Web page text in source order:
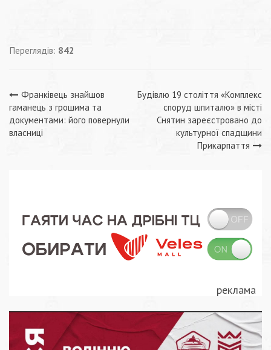
Переглядів: 842
Навігація
записів
Франківець знайшов
гаманець з грошима та
документами: його повернули
власниці
Будівлю 19 століття «Комплекс
споруд шпиталю» в місті
Снятин зареєстровано до
культурної спадщини
Прикарпаття